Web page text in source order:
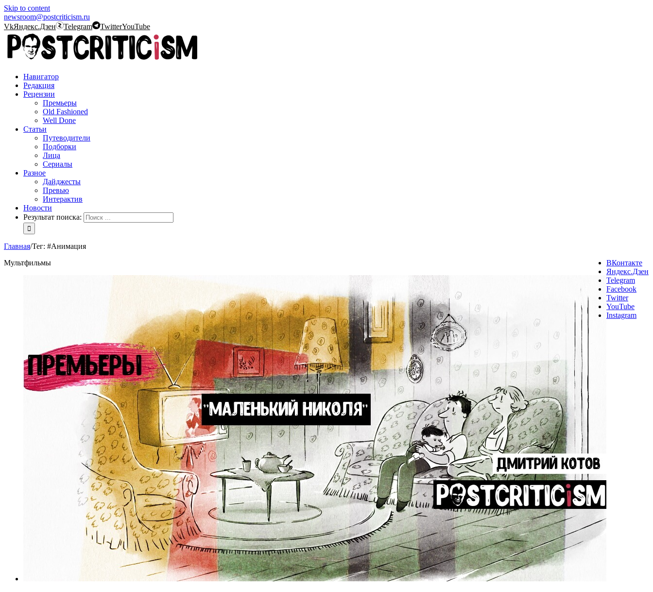
Skip to content
newsroom@postcriticism.ru
VkЯндекс.Дзен Telegram TwitterYouTube
Навигатор
Редакция
Рецензии
Премьеры
Old Fashioned
Well Done
Статьи
Путеводители
Подборки
Лица
Сериалы
Разное
Дайджесты
Превью
Интерактив
Новости
Результат поиска:
Главная/Тег: #Анимация
Мультфильмы
ВКонтакте
Яндекс.Дзен
Telegram
Facebook
Twitter
YouTube
Instagram